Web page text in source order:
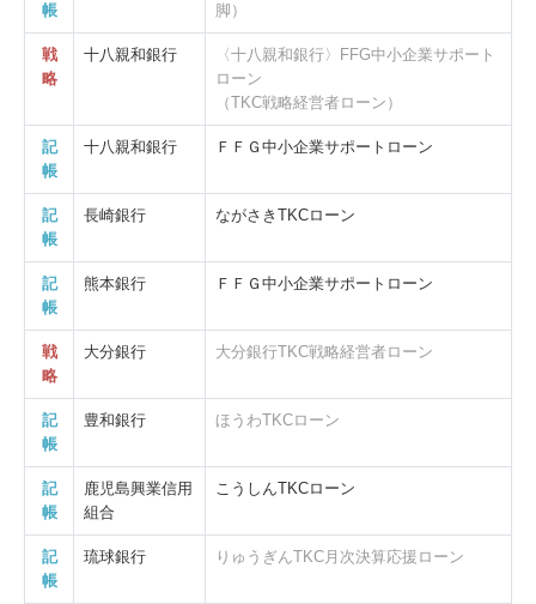
帳
脚）
戦
略
十八親和銀行
〈十八親和銀行〉FFG中小企業サポート
ローン
（TKC戦略経営者ローン）
記
帳
十八親和銀行 ＦＦＧ中小企業サポートローン
記
帳
長崎銀行 ながさきTKCローン
記
帳
熊本銀行 ＦＦＧ中小企業サポートローン
戦
略
大分銀行 大分銀行TKC戦略経営者ローン
記
帳
豊和銀行 ほうわTKCローン
記
帳
鹿児島興業信用
組合
こうしんTKCローン
記
帳
琉球銀行 りゅうぎんTKC月次決算応援ローン